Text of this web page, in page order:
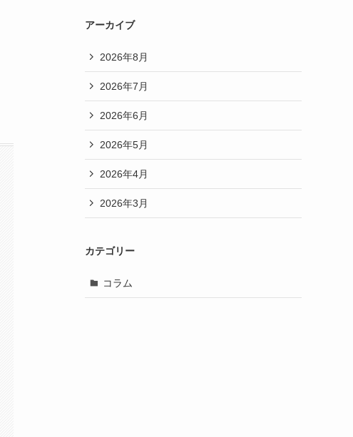
アーカイブ
2026年8月
2026年7月
2026年6月
2026年5月
2026年4月
2026年3月
カテゴリー
コラム